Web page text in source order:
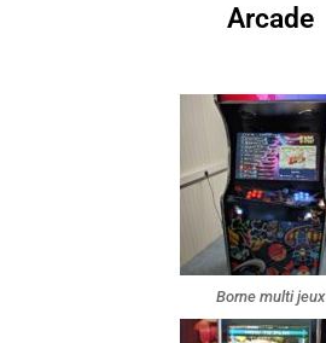
Arcade
Borne multi jeux